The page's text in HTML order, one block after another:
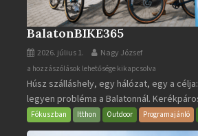
BalatonBIKE365
2026. július 1. Nagy József
BalatonBIKE365
bejegyzéshez
a hozzászólások lehetősége kikapcsolva
Húsz szálláshely, egy hálózat, egy a
legyen probléma a Balatonnál.
Fókuszban Itthon Outdoor Programajánló